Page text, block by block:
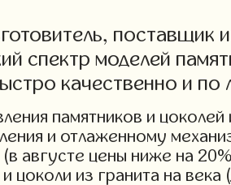
поставщик
моделей
качественно и
памятников и цоколей
и отлаженному
августе цены ниже на
цоколи из гранита на